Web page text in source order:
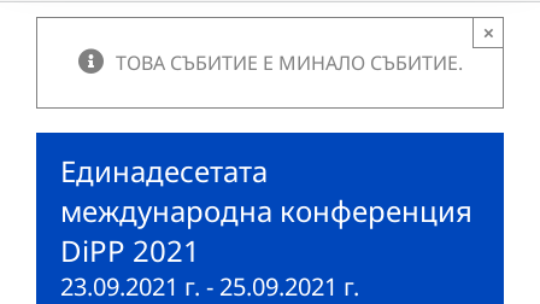
ТОВА СЪБИТИЕ Е МИНАЛО СЪБИТИЕ.
×
Единадесетата
международна конференция
DiPP 2021
23.09.2021 г. - 25.09.2021 г.